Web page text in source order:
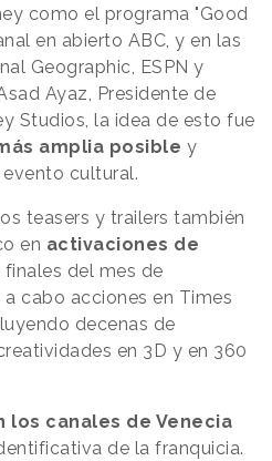
como el programa "Good
en abierto ABC, y en las
Geographic, ESPN y
Ayaz, Presidente de
Studios, la idea de esto fue
amplia posible y
cultural.
teasers y trailers también
en activaciones de
finales del mes de
cabo acciones en Times
decenas de
en 3D y en 360
los canales de Venecia
de la franquicia.